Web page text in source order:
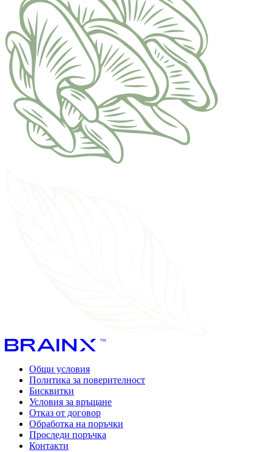
Общи условия
Политика за поверителност
Бисквитки
Условия за връщане
Отказ от договор
Обработка на поръчки
Проследи поръчка
Контакти